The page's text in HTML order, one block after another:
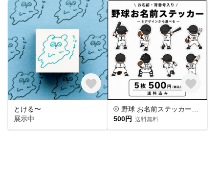
とける〜
展示中
500円 送料無料